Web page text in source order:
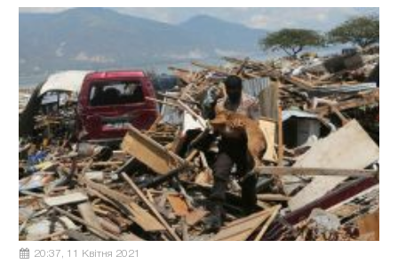
20:37, 11 Квітня 2021